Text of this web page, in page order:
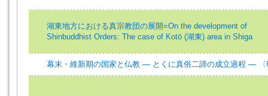
湖東地方における真宗教団の展開=On the development of
Shinbuddhist Orders: The case of Kotō (湖東) area in Shiga
幕末・維新期の国家と仏教 ― とくに真俗二諦の成立過程 ― 〈